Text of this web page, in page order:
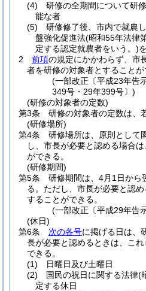
(4)
研修の全期間について研
能な者
(5)
研修修了後、市内で就農
盤強化促進法(昭和55年法律
定する認定就農者をいう。)
2
前項の規定にかかわらず、市
者を研修の対象者とすることが
(一部改正〔平成23年告
349号・29年399号〕)
(研修の対象者の定数)
第3条
研修の対象者の定数は、
(研修場所)
第4条
研修場所は、原則として
し、市長が必要と認める場合
ができる。
(研修期間)
第5条
研修期間は、4月1日から
る。 ただし、市長が必要と認
することができる。
(一部改正〔平成29年告
(休日)
第6条
次の各号に掲げる日は、
長が必要と認めるときは、こ
できる。
(1)
日曜日及び土曜日
(2)
国民の祝日に関する法律(
定する休日